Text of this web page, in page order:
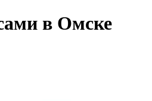
в Омске